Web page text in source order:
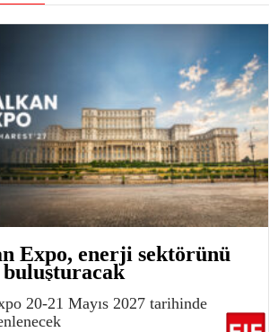
Expo, enerji sektörünü
buluşturacak
20-21 Mayıs 2027 tarihinde